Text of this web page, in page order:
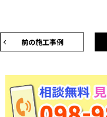
前の施工事例